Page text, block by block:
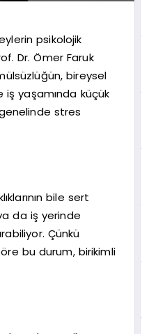
psikolojik
Dr. Ömer Faruk
bireysel
yaşamında küçük
stres
bile sert
da iş yerinde
Çünkü
bu durum, birikimli